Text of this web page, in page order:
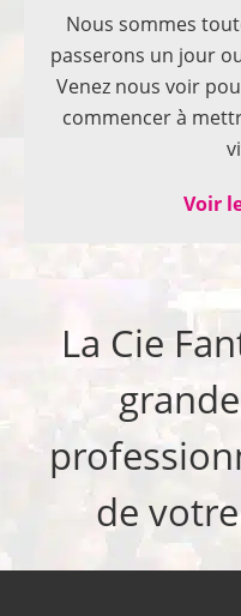
Nous sommes
passerons un jour
Venez nous voir
commencer à
Voir
La Cie
de